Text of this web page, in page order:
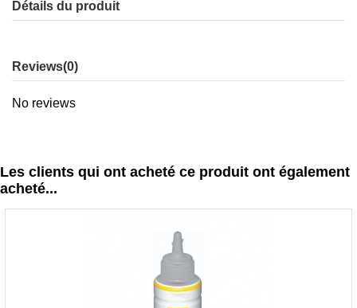
Détails du produit
Reviews(0)
No reviews
Les clients qui ont acheté ce produit ont également
acheté...